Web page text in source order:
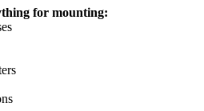
for mounting: